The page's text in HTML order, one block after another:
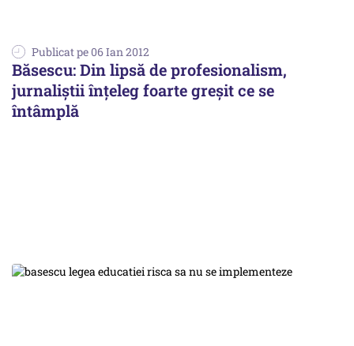
Publicat pe 06 Ian 2012
Băsescu: Din lipsă de profesionalism,
jurnaliștii înţeleg foarte greşit ce se
întâmplă